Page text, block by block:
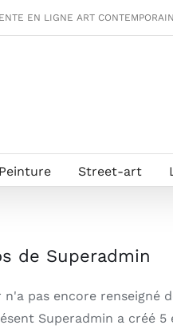
EN LIGNE ART
Peinture Street-art
de Superadmin
n'a pas encore renseigné
Superadmin a créé 5